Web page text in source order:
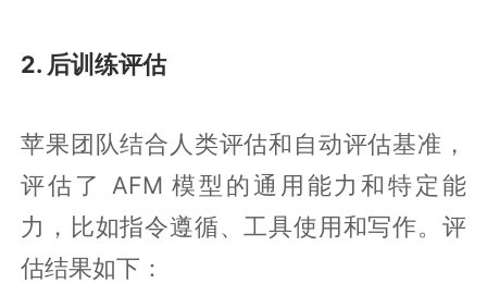
2. 后训练评估
苹果团队结合人类评估和自动评估基准，
评估了 AFM 模型的通用能力和特定能
力，比如指令遵循、工具使用和写作。评
估结果如下：